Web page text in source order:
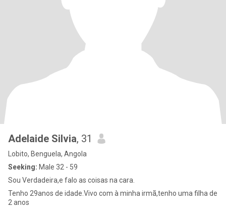
Adelaide Silvia, 31
Lobito, Benguela, Angola
Seeking: Male 32 - 59
Sou Verdadeira,e falo as coisas na cara.
Tenho 29anos de idade.Vivo com à minha irmã,tenho uma filha de
2 anos